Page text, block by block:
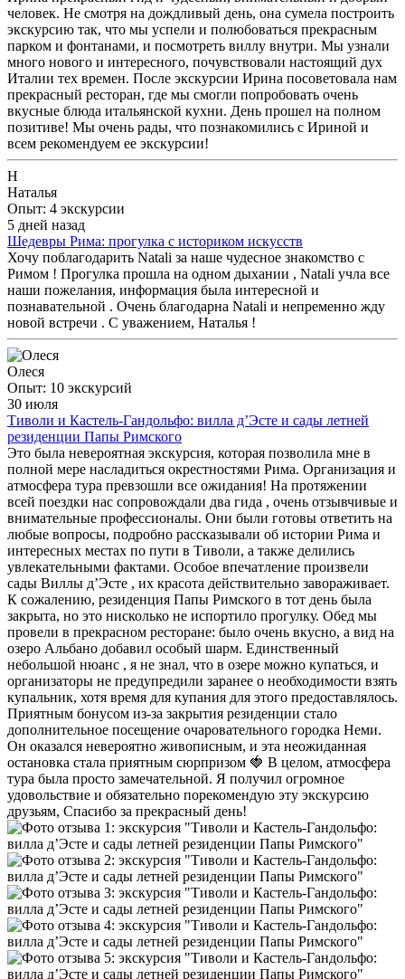
человек. Не смотря на дождливый день, она сумела построить
экскурсию так, что мы успели и полюбоваться прекрасным
парком и фонтанами, и посмотреть виллу внутри. Мы узнали
много нового и интересного, почувствовали настоящий дух
Италии тех времен. После экскурсии Ирина посоветовала нам
прекрасный ресторан, где мы смогли попробовать очень
вкусные блюда итальянской кухни. День прошел на полном
позитиве! Мы очень рады, что познакомились с Ириной и
всем рекомендуем ее экскурсии!
Н
Наталья
Опыт: 4 экскурсии
5 дней назад
Шедевры Рима: прогулка с историком искусств
Хочу поблагодарить Natali за наше чудесное знакомство с
Римом ! Прогулка прошла на одном дыхании , Natali учла все
наши пожелания, информация была интересной и
познавательной . Очень благодарна Natali и непременно жду
новой встречи . С уважением, Наталья !
Олеся
Опыт: 10 экскурсий
30 июля
Тиволи и Кастель-Гандольфо: вилла д’Эсте и сады летней
резиденции Папы Римского
Это была невероятная экскурсия, которая позволила мне в
полной мере насладиться окрестностями Рима. Организация и
атмосфера тура превзошли все ожидания! На протяжении
всей поездки нас сопровождали два гида , очень отзывчивые и
внимательные профессионалы. Они были готовы ответить на
любые вопросы, подробно рассказывали об истории Рима и
интересных местах по пути в Тиволи, а также делились
увлекательными фактами. Особое впечатление произвели
сады Виллы д’Эсте , их красота действительно завораживает.
К сожалению, резиденция Папы Римского в тот день была
закрыта, но это нисколько не испортило прогулку. Обед мы
провели в прекрасном ресторане: было очень вкусно, а вид на
озеро Альбано добавил особый шарм. Единственный
небольшой нюанс , я не знал, что в озере можно купаться, и
организаторы не предупредили заранее о необходимости взять
купальник, хотя время для купания для этого предоставлялось.
Приятным бонусом из-за закрытия резиденции стало
дополнительное посещение очаровательного городка Неми.
Он оказался невероятно живописным, и эта неожиданная
остановка стала приятным сюрпризом 🍓 В целом, атмосфера
тура была просто замечательной. Я получил огромное
удовольствие и обязательно порекомендую эту экскурсию
друзьям, Спасибо за прекрасный день!